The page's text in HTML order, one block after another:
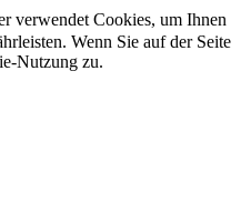
verwendet Cookies, um Ihnen
Wenn Sie auf der Seite
Nutzung zu.